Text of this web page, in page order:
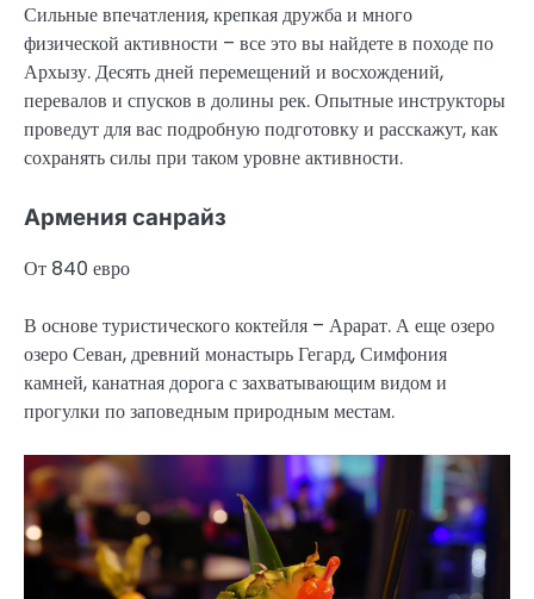
Сильные впечатления, крепкая дружба и много
физической активности – все это вы найдете в походе по
Архызу. Десять дней перемещений и восхождений,
перевалов и спусков в долины рек. Опытные инструкторы
проведут для вас подробную подготовку и расскажут, как
сохранять силы при таком уровне активности.
Армения санрайз
От 840 евро
В основе туристического коктейля – Арарат. А еще озеро
озеро Севан, древний монастырь Гегард, Симфония
камней, канатная дорога с захватывающим видом и
прогулки по заповедным природным местам.